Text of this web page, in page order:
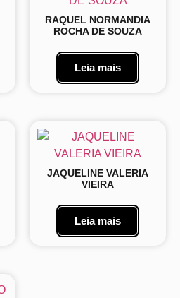
RAQUEL NORMANDIA
ROCHA DE SOUZA
Leia mais
JAQUELINE VALERIA
VIEIRA
Leia mais